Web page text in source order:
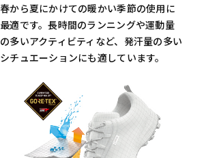
春から夏にかけての暖かい季節の使用に
最適です。長時間のランニングや運動量
の多いアクティビティなど、発汗量の多い
シチュエーションにも適しています。